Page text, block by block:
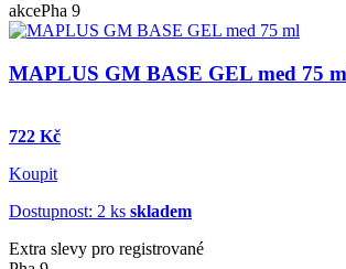
akcePha 9
MAPLUS GM BASE GEL med 75
722 Kč
Koupit
Dostupnost: 2 ks skladem
Extra slevy pro registrované